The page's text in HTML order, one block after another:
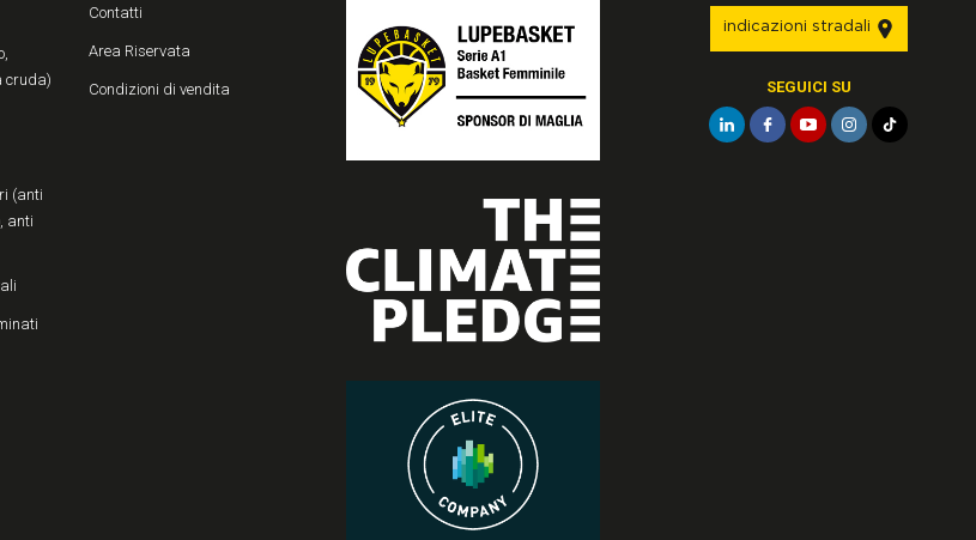
cruda)
(anti
anti
Contatti
Area Riservata
Condizioni di vendita
indicazioni stradali
SEGUICI SU